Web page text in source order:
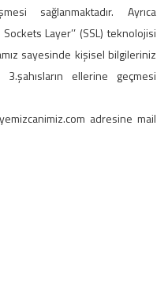
sağlanmaktadır. Ayrıca
Layer’’ (SSL) teknolojisi
sayesinde kişisel bilgileriniz
ellerine geçmesi
adresine mail